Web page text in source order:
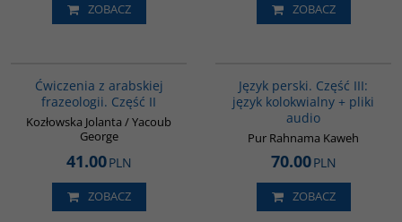
ZOBACZ ZOBACZ
Ćwiczenia z arabskiej
frazeologii. Część II
Kozłowska Jolanta / Yacoub
George
41.00PLN
ZOBACZ
Język perski. Część III:
język kolokwialny + pliki
audio
Pur Rahnama Kaweh
70.00PLN
ZOBACZ